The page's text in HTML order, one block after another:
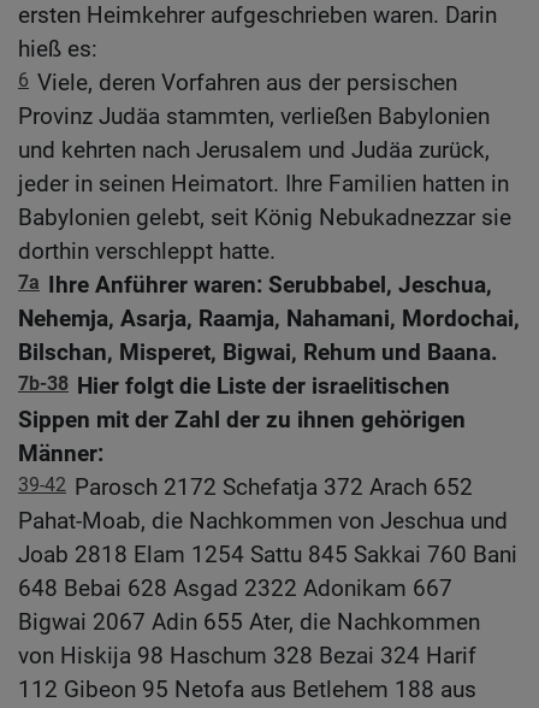
ersten Heimkehrer aufgeschrieben waren. Darin
hieß es:
6 Viele, deren Vorfahren aus der persischen
Provinz Judäa stammten, verließen Babylonien
und kehrten nach Jerusalem und Judäa zurück,
jeder in seinen Heimatort. Ihre Familien hatten in
Babylonien gelebt, seit König Nebukadnezzar sie
dorthin verschleppt hatte.
7a Ihre Anführer waren: Serubbabel, Jeschua,
Nehemja, Asarja, Raamja, Nahamani, Mordochai,
Bilschan, Misperet, Bigwai, Rehum und Baana.
7b-38 Hier folgt die Liste der israelitischen
Sippen mit der Zahl der zu ihnen gehörigen
Männer:
39-42 Parosch 2172 Schefatja 372 Arach 652
Pahat-Moab, die Nachkommen von Jeschua und
Joab 2818 Elam 1254 Sattu 845 Sakkai 760 Bani
648 Bebai 628 Asgad 2322 Adonikam 667
Bigwai 2067 Adin 655 Ater, die Nachkommen
von Hiskija 98 Haschum 328 Bezai 324 Harif
112 Gibeon 95 Netofa aus Betlehem 188 aus